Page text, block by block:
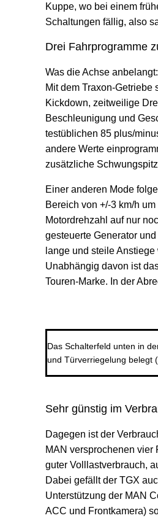
Kuppe, wo bei einem
Schaltungen fällig, also
Drei Fahrprogramme
Was die Achse
Mit dem Traxon-Getriebe
Kickdown, zeitweilige
Beschleunigung und
testüblichen 85 plus/
andere Werte
zusätzliche
Einer anderen Mode
Bereich von +/-3 km/h
Motordrehzahl auf nur
gesteuerte Generator
lange und steile
Unabhängig davon ist
Touren-Marke. In der
Das Schalterfeld unten in
und Türverriegelung belegt
Sehr günstig im
Dagegen ist der
MAN versprochenen vier
guter Volllastverbrauch,
Dabei gefällt der TGX
Unterstützung der MAN
ACC und Frontkamera)